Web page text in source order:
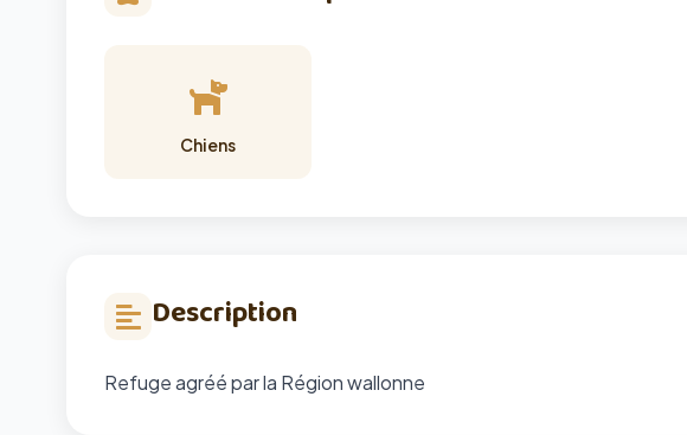
Chiens
Description
Refuge agréé par la Région wallonne